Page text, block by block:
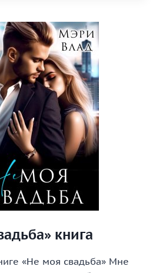
книга
«Не моя свадьба» Мне